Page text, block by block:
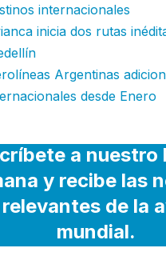
internacionales
inicia dos rutas
Argentinas
desde Enero
a nuestro
y recibe las
de la
mundial.